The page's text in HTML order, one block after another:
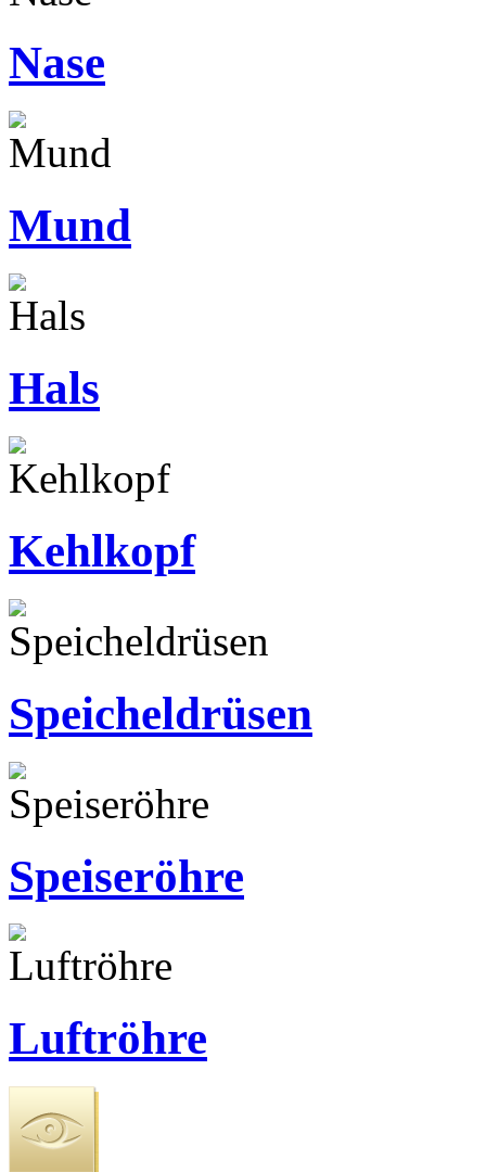
Nase
Mund
Hals
Kehlkopf
Speicheldrüsen
Speiseröhre
Luftröhre